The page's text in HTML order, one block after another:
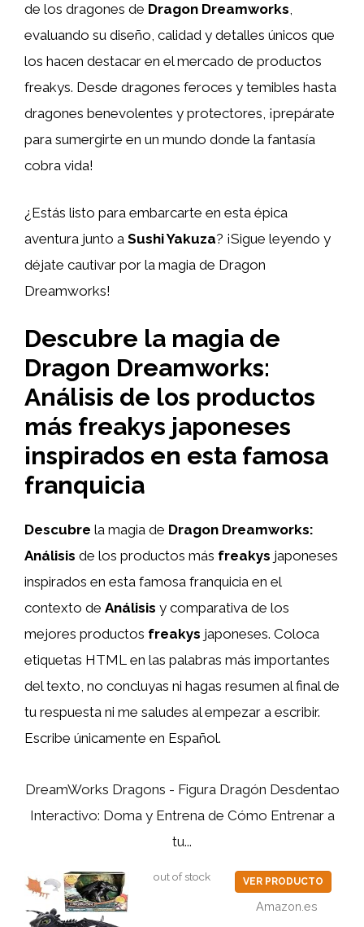
de los dragones de Dragon Dreamworks,
evaluando su diseño, calidad y detalles únicos que
los hacen destacar en el mercado de productos
freakys. Desde dragones feroces y temibles hasta
dragones benevolentes y protectores, ¡prepárate
para sumergirte en un mundo donde la fantasía
cobra vida!
¿Estás listo para embarcarte en esta épica
aventura junto a Sushi Yakuza? ¡Sigue leyendo y
déjate cautivar por la magia de Dragon
Dreamworks!
Descubre la magia de
Dragon Dreamworks:
Análisis de los productos
más freakys japoneses
inspirados en esta famosa
franquicia
Descubre la magia de Dragon Dreamworks:
Análisis de los productos más freakys japoneses
inspirados en esta famosa franquicia en el
contexto de Análisis y comparativa de los
mejores productos freakys japoneses. Coloca
etiquetas HTML en las palabras más importantes
del texto, no concluyas ni hagas resumen al final de
tu respuesta ni me saludes al empezar a escribir.
Escribe únicamente en Español.
DreamWorks Dragons - Figura Dragón Desdentao
Interactivo: Doma y Entrena de Cómo Entrenar a
tu...
out of stock VER PRODUCTO
Amazon.es